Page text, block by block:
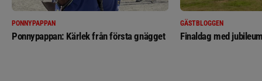
PONNYPAPPAN
Ponnypappan: Kärlek från första gnägget
GÄSTBLOGGEN
Finaldag med